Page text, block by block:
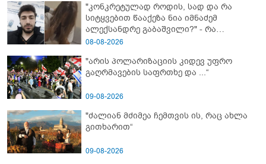
"კონკრეტულად როდის, სად და რა
სიტყვებით წააქეზა ნია იმნაძემ
ალექსანდრე გაბაშვილი?" - რა
მიმართვას ავრცელებს ნია იმნაძის
08-08-2026
"არის პოლარიზაციის კიდევ უფრო
გაღრმავების საფრთხე და ...“
09-08-2026
"ძალიან მძიმეა ჩემთვის ის, რაც ახლა
გითხარით“
09-08-2026